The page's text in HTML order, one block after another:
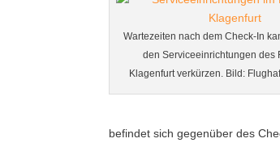
Wartezeiten nach dem Check-In
den Serviceeinrichtungen des
Klagenfurt verkürzen. Bild:
befindet sich gegenüber des